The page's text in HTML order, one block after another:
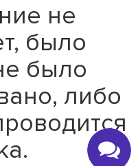
не
было
было
либо